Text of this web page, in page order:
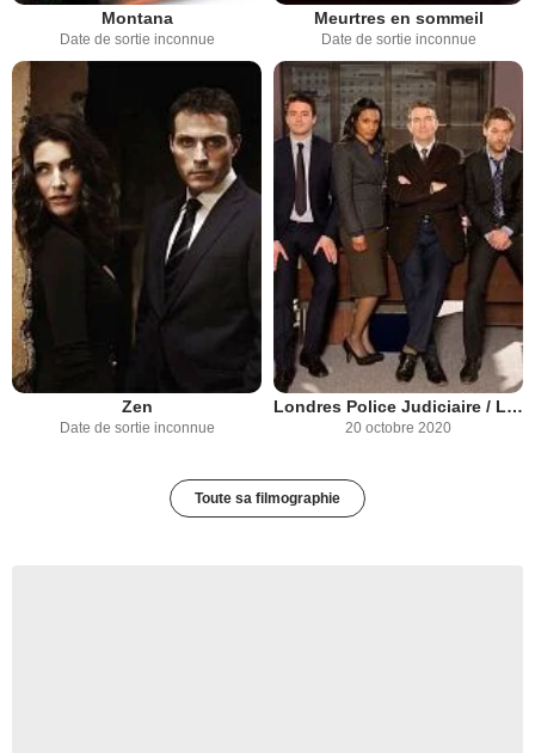
Montana
Date de sortie inconnue
Meurtres en sommeil
Date de sortie inconnue
Zen
Date de sortie inconnue
Londres Police Judiciaire / London District
20 octobre 2020
Toute sa filmographie